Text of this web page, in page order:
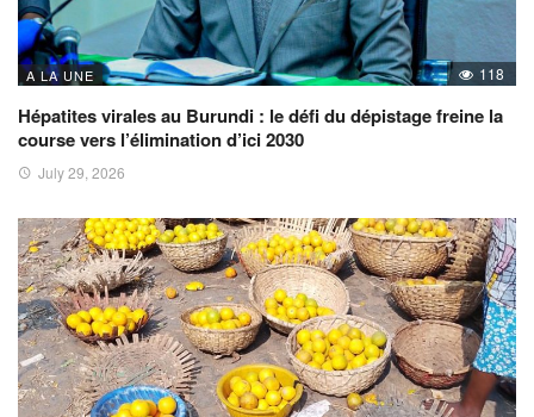
A LA UNE 118
Hépatites virales au Burundi : le défi du dépistage freine la
course vers l’élimination d’ici 2030
July 29, 2026